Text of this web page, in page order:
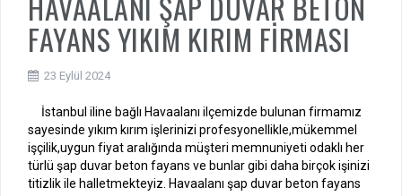
FAYANS YIKIM KIRIM FİRMASI
23 Eylül 2024
İstanbul iline bağlı Havaalanı ilçemizde bulunan firmamız
sayesinde yıkım kırım işlerinizi profesyonellikle,mükemmel
işçilik,uygun fiyat aralığında müşteri memnuniyeti odaklı her
türlü şap duvar beton fayans ve bunlar gibi daha birçok işinizi
titizlik ile halletmekteyiz. Havaalanı şap duvar beton fayans